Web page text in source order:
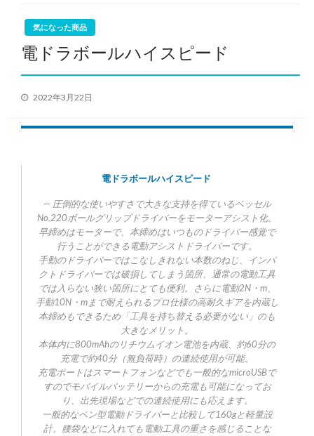
気になった商品
電ドラボールハイスピード
投
2022年3月22日
電ドラボールハイスピード
圧倒的な使いやすさで大きな支持を得ているベッセル
No.220ボールグリップドライバーをモーターアシスト化。
早締めはモーターで、本締めはいつものドライバー感覚で
行うことができる電動アシストドライバーです。
手動のドライバーではこなしきれない本数のねじ、インパ
クトドライバーでは破損してしまう箇所、通常の電動工具
では入らない狭い箇所にとても便利。さらに電動2N・m、
手動10N・mまで耐えられるプロ仕様の高耐久ギアを内蔵し
本締めもできるため「工具を持ち替える必要がない」のも
大きなメリット。
本体内に800mAhのリチウムイオン電池を内蔵、約60分の
充電で約40分（無負荷時）の連続使用が可能。
充電ポートはスマートフォンなどでも一般的なmicroUSBで
すのでモバイルバッテリーからの充電も可能になってお
り、出先現場などでの連続使用にも応えます。
一般的なペン型電動ドライバーと比較して160gと軽量設
計。腰袋などに入れても電動工具の重さを感じることな